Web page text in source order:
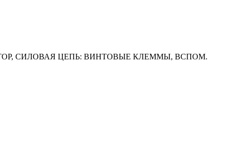
СИЛОВАЯ ЦЕПЬ: ВИНТОВЫЕ КЛЕММЫ, ВСПОМ.